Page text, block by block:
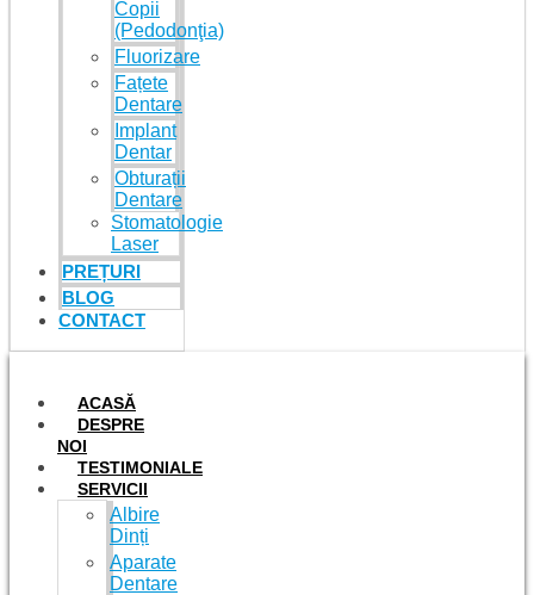
Copii
(Pedodonţia)
Fluorizare
Fațete
Dentare
Implant
Dentar
Obturații
Dentare
Stomatologie
Laser
PREȚURI
BLOG
CONTACT
ACASĂ
DESPRE
NOI
TESTIMONIALE
SERVICII
Albire
Dinți
Aparate
Dentare